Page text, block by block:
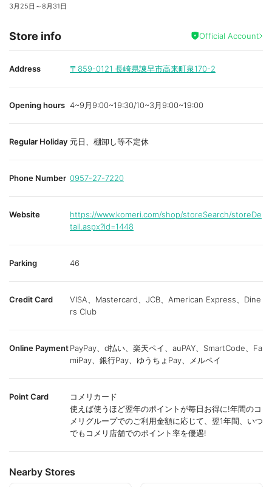
3月25日 ～8月31日
Store info Official Account
Address 〒859-0121 長崎県諫早市高来町泉170-2
Opening hours 4~9月9:00~19:30/10~3月9:00~19:00
Regular Holiday 元日、棚卸し等不定休
Phone Number 0957-27-7220
Website
https://www.komeri.com/shop/storeSearch/storeDe
tail.aspx?id=1448
Parking 46
Credit Card
VISA、Mastercard、JCB、American Express、Dine
rs Club
Online PaymentPayPay、d払い、楽天ペイ、auPAY、SmartCode、Fa
miPay、銀行Pay、ゆうちょPay、メルペイ
Point Card
コメリカード
使えば使うほど翌年のポイントが毎日お得に!年間のコ
メリグループでのご利用金額に応じて、翌1年間、いつ
でもコメリ店舗でのポイント率を優遇!
Nearby Stores